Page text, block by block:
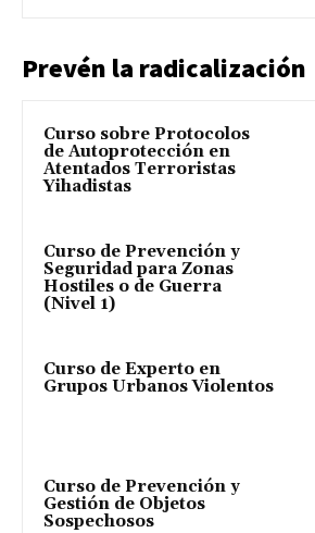
Prevén la radicalización
Curso sobre Protocolos
de Autoprotección en
Atentados Terroristas
Yihadistas
Curso de Prevención y
Seguridad para Zonas
Hostiles o de Guerra
(Nivel 1)
Curso de Experto en
Grupos Urbanos Violentos
Curso de Prevención y
Gestión de Objetos
Sospechosos